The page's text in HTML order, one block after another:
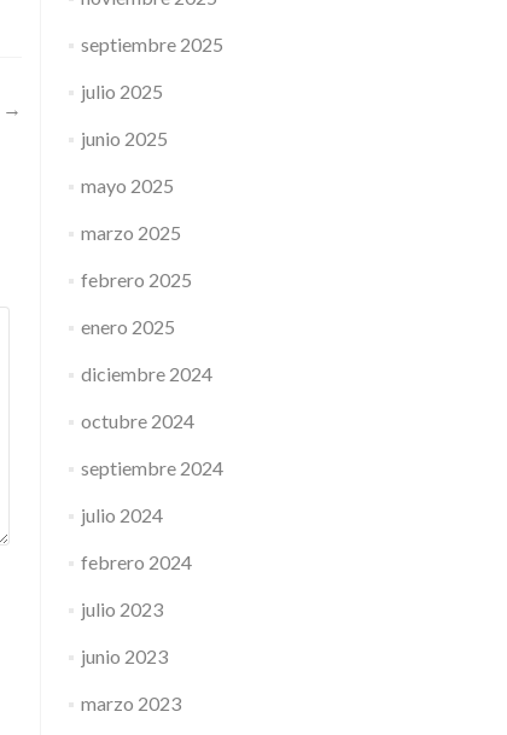
→
septiembre 2025
julio 2025
junio 2025
mayo 2025
marzo 2025
febrero 2025
enero 2025
diciembre 2024
octubre 2024
septiembre 2024
julio 2024
febrero 2024
julio 2023
junio 2023
marzo 2023